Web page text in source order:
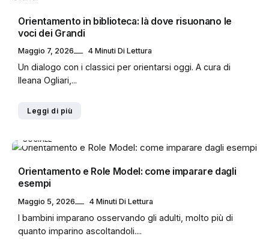
Orientamento in biblioteca: là dove risuonano le
voci dei Grandi
Maggio 7, 2026 4 Minuti Di Lettura
Un dialogo con i classici per orientarsi oggi. A cura di
Ileana Ogliari,...
Leggi di più
SOCIALE
Orientamento e Role Model: come imparare dagli
esempi
Maggio 5, 2026 4 Minuti Di Lettura
I bambini imparano osservando gli adulti, molto più di
quanto imparino ascoltandoli....